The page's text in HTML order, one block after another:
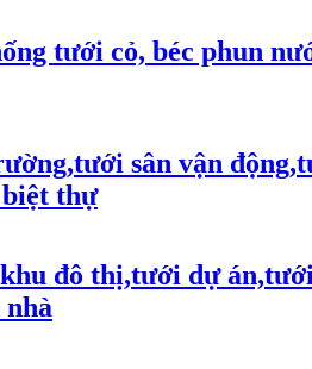
tưới cỏ, béc phun
sân vận
thự
đô thị,tưới dự